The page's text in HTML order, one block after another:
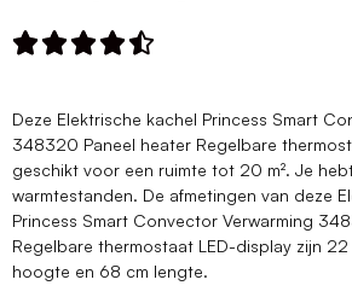

Deze Elektrische kachel Princess Smart
348320 Paneel heater Regelbare
geschikt voor een ruimte tot 20 m². Je
warmtestanden. De afmetingen van deze
Princess Smart Convector Verwarming
Regelbare thermostaat LED-display zijn
hoogte en 68 cm lengte.